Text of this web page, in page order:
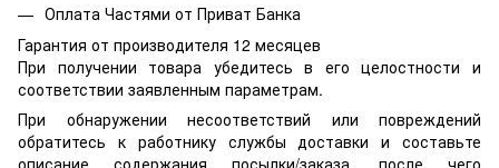
Оплата Частями от Приват Банка
Гарантия от производителя 12 месяцев
При получении товара убедитесь в его целостности и
соответствии заявленным параметрам.
При обнаружении несоответствий или повреждений
обратитесь к работнику службы доставки и составьте
описание содержания посылки/заказа, после чего